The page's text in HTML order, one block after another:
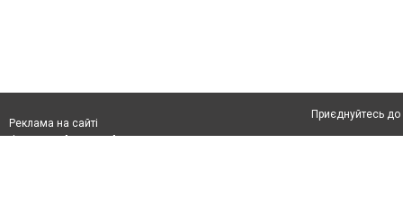
Реклама на сайті
Приєднуйтесь до